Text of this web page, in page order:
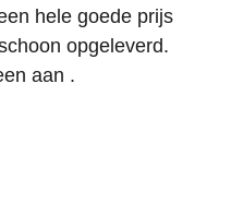
hele goede prijs
opgeleverd.
aan .